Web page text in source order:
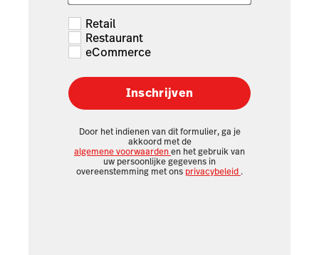
Retail
Restaurant
eCommerce
Inschrijven
Door het indienen van dit formulier, ga je
akkoord met de
algemene voorwaardenen het gebruik van
uw persoonlijke gegevens in
overeenstemming met ons privacybeleid .